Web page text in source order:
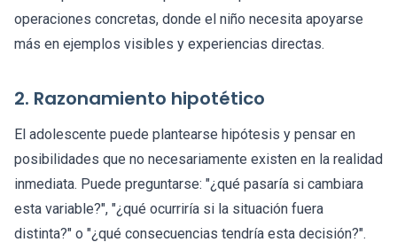
operaciones concretas, donde el niño necesita apoyarse
más en ejemplos visibles y experiencias directas.
2. Razonamiento hipotético
El adolescente puede plantearse hipótesis y pensar en
posibilidades que no necesariamente existen en la realidad
inmediata. Puede preguntarse: "¿qué pasaría si cambiara
esta variable?", "¿qué ocurriría si la situación fuera
distinta?" o "¿qué consecuencias tendría esta decisión?".